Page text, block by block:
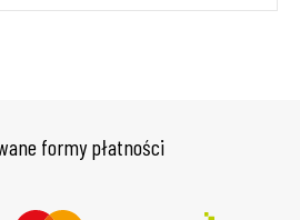
formy płatności